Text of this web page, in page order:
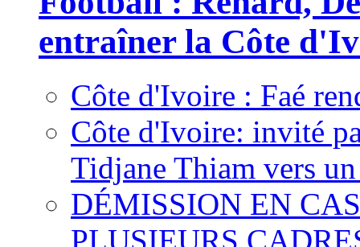
entraîner la Côte
Côte d'Ivoire : Faé
Côte d'Ivoire: invité
Tidjane Thiam vers
DÉMISSION EN
PLUSIEURS